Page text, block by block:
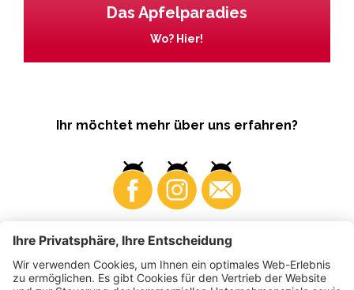
Das Apfelparadies
Wo? Hier!
Ihr möchtet mehr über uns erfahren?
Business Produzenten